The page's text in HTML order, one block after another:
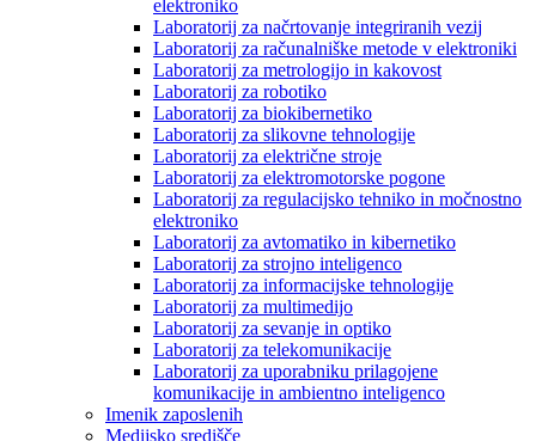
elektroniko
Laboratorij za načrtovanje integriranih vezij
Laboratorij za računalniške metode v elektroniki
Laboratorij za metrologijo in kakovost
Laboratorij za robotiko
Laboratorij za biokibernetiko
Laboratorij za slikovne tehnologije
Laboratorij za električne stroje
Laboratorij za elektromotorske pogone
Laboratorij za regulacijsko tehniko in močnostno
elektroniko
Laboratorij za avtomatiko in kibernetiko
Laboratorij za strojno inteligenco
Laboratorij za informacijske tehnologije
Laboratorij za multimedijo
Laboratorij za sevanje in optiko
Laboratorij za telekomunikacije
Laboratorij za uporabniku prilagojene
komunikacije in ambientno inteligenco
Imenik zaposlenih
Medijsko središče